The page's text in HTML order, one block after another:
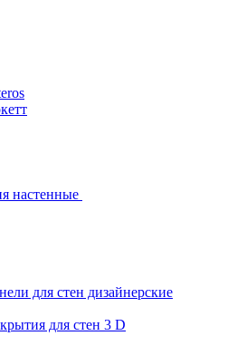
настенные
для стен дизайнерские
для стен 3 D